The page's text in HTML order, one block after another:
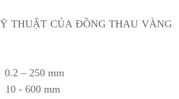
THUẬT CỦA ĐỒNG THAU VÀNG
– 250 mm
- 600 mm